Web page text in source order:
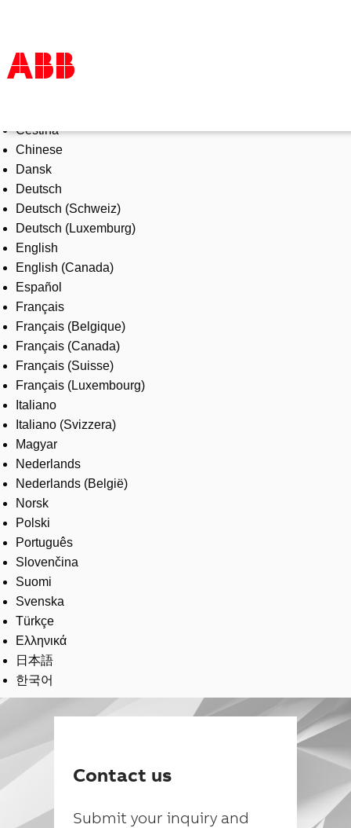
Products & Solutions
Industries
Services
About us
Where to buy
Contact us
Careers
Čeština
Chinese
Dansk
Deutsch
Deutsch (Schweiz)
Deutsch (Luxemburg)
English
English (Canada)
Español
Français
Français (Belgique)
Français (Canada)
Français (Suisse)
Français (Luxembourg)
Italiano
Italiano (Svizzera)
Magyar
Nederlands
Nederlands (België)
Norsk
Polski
Português
Slovenčina
Suomi
Svenska
Türkçe
Ελληνικά
日本語
한국어
Contact us
Submit your inquiry and